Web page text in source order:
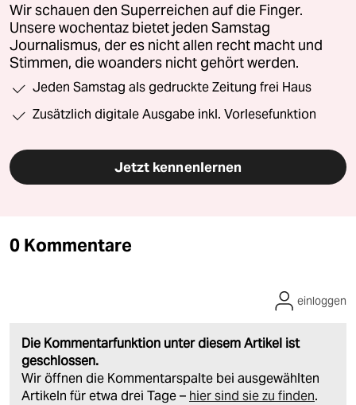
Wir schauen den Superreichen auf die Finger.
Unsere wochentaz bietet jeden Samstag
Journalismus, der es nicht allen recht macht und
Stimmen, die woanders nicht gehört werden.
Jeden Samstag als gedruckte Zeitung frei Haus
Zusätzlich digitale Ausgabe inkl. Vorlesefunktion
Jetzt kennenlernen
0 Kommentare
Die Kommentarfunktion unter diesem Artikel ist
geschlossen.
Wir öffnen die Kommentarspalte bei ausgewählten
Artikeln für etwa drei Tage – hier sind sie zu finden.
einloggen